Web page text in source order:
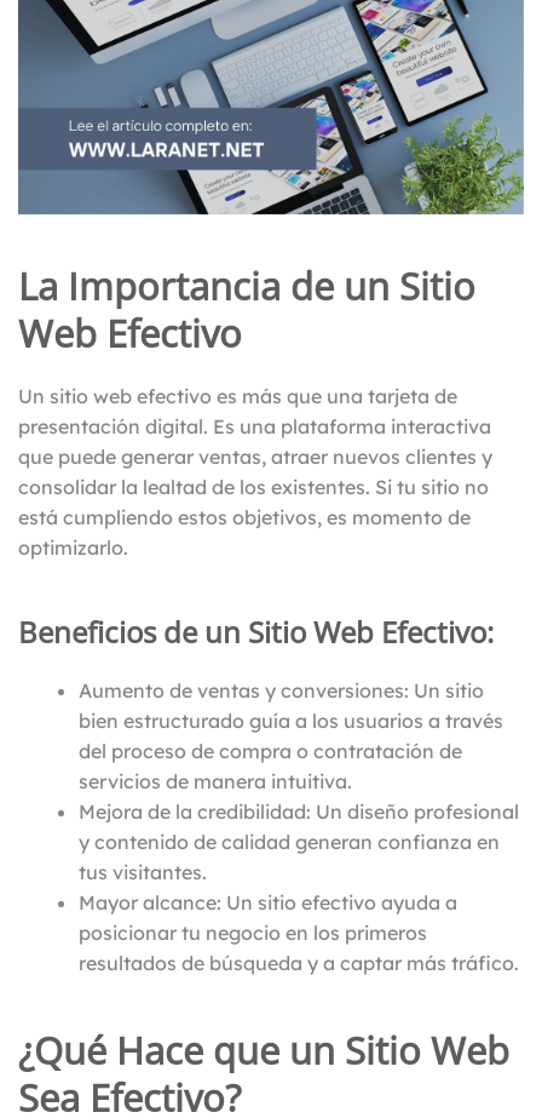
La Importancia de un Sitio
Web Efectivo
Un sitio web efectivo es más que una tarjeta de
presentación digital. Es una plataforma interactiva
que puede generar ventas, atraer nuevos clientes y
consolidar la lealtad de los existentes. Si tu sitio no
está cumpliendo estos objetivos, es momento de
optimizarlo.
Beneficios de un Sitio Web Efectivo:
Aumento de ventas y conversiones: Un sitio
bien estructurado guía a los usuarios a través
del proceso de compra o contratación de
servicios de manera intuitiva.
Mejora de la credibilidad: Un diseño profesional
y contenido de calidad generan confianza en
tus visitantes.
Mayor alcance: Un sitio efectivo ayuda a
posicionar tu negocio en los primeros
resultados de búsqueda y a captar más tráfico.
¿Qué Hace que un Sitio Web
Sea Efectivo?